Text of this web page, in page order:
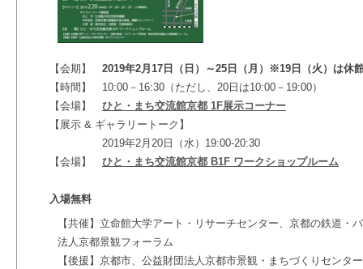
【会期】
2019年2月17日（日）～25日（月）※19日（火）は休
【時間】
10:00－16:30（ただし、20日は10:00－19:00）
【会場】
ひと・まち交流館京都 1F展示コーナー
【展示 & ギャラリートーク】
2019年2月20日（水）19:00-20:30
【会場】
ひと・まち交流館京都 B1F ワークショップルーム
入場無料
【共催】立命館大学アート・リサーチセンター、京都の鉄道・
法人京都景観フォーラム
【後援】京都市、公益財団法人京都市景観・まちづくりセンター